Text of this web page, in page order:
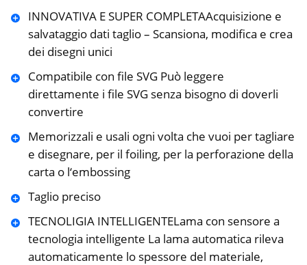
INNOVATIVA E SUPER COMPLETAAcquisizione e
salvataggio dati taglio – Scansiona, modifica e crea
dei disegni unici
Compatibile con file SVG Può leggere
direttamente i file SVG senza bisogno di doverli
convertire
Memorizzali e usali ogni volta che vuoi per tagliare
e disegnare, per il foiling, per la perforazione della
carta o l‘embossing
Taglio preciso
TECNOLIGIA INTELLIGENTELama con sensore a
tecnologia intelligente La lama automatica rileva
automaticamente lo spessore del materiale,